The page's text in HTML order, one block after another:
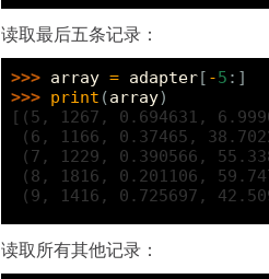
读取最后五条记录：
>>> array = adapter[ -5 :]
>>> print (array)
[(5, 1267, 0.694631,
(6, 1166, 0.37465,
(7, 1229, 0.390566,
(8, 1816, 0.201106,
(9, 1416, 0.725697,
读取所有其他记录：